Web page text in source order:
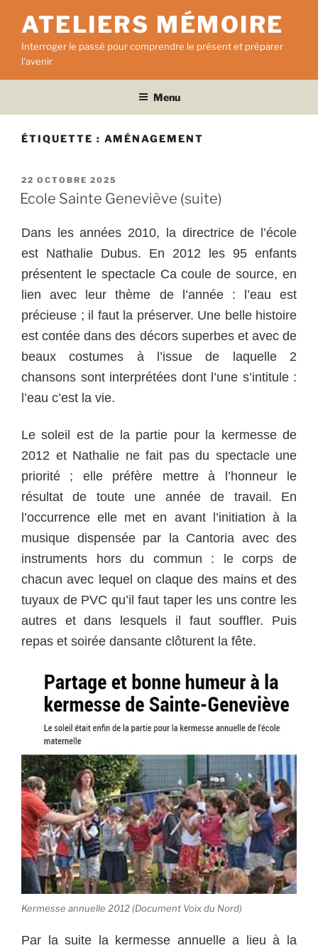
contenu
principal
ATELIERS MÉMOIRE
Interroger le passé pour comprendre le présent et préparer
l'avenir
Menu
ÉTIQUETTE : AMÉNAGEMENT
PUBLIÉ
LE
22 OCTOBRE 2025
Ecole Sainte Geneviève (suite)
Dans les années 2010, la directrice de l’école
est Nathalie Dubus. En 2012 les 95 enfants
présentent le spectacle Ca coule de source, en
lien avec leur thème de l’année : l’eau est
précieuse ; il faut la préserver. Une belle histoire
est contée dans des décors superbes et avec de
beaux costumes à l’issue de laquelle 2
chansons sont interprétées dont l’une s’intitule :
l’eau c’est la vie.
Le soleil est de la partie pour la kermesse de
2012 et Nathalie ne fait pas du spectacle une
priorité ; elle préfère mettre à l’honneur le
résultat de toute une année de travail. En
l’occurrence elle met en avant l’initiation à la
musique dispensée par la Cantoria avec des
instruments hors du commun : le corps de
chacun avec lequel on claque des mains et des
tuyaux de PVC qu’il faut taper les uns contre les
autres et dans lesquels il faut souffler. Puis
repas et soirée dansante clôturent la fête.
Kermesse annuelle 2012 (Document Voix du Nord)
Par la suite la kermesse annuelle a lieu à la